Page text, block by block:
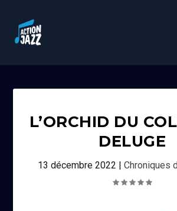
L’ORCHID DU
DELUGE
13 décembre 2022 | Chroniques